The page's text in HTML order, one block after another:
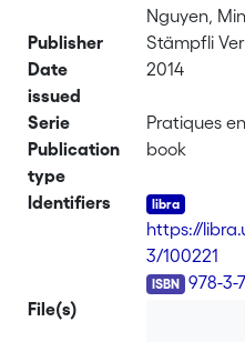
Nguyen,
Publisher
Stämpfli
Date
issued
2014
Serie
Pratiques
Publication
type
book
Identifiers
https://
3/100221
978-3-
File(s)